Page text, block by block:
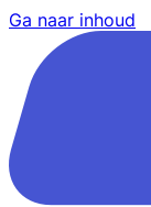
Ga naar inhoud